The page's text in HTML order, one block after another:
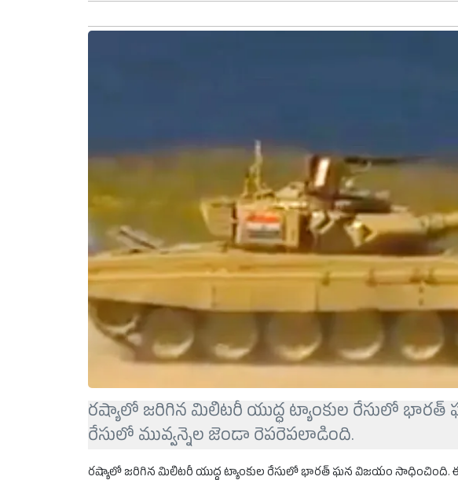
రష్యాలో జరిగిన మిలిటరీ యుద్ధ ట్యాంకుల రేసులో
రేసులో మువ్వన్నెల జెండా రెపరెపలాడింది.
రష్యాలో జరిగిన మిలిటరీ యుద్ధ ట్యాంకుల రేసులో భారత్ ఘన విజయం సాధించింది.